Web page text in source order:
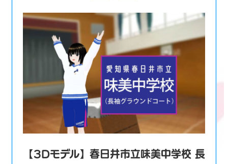
【3Dモデル】春日井市立味美中学校 長